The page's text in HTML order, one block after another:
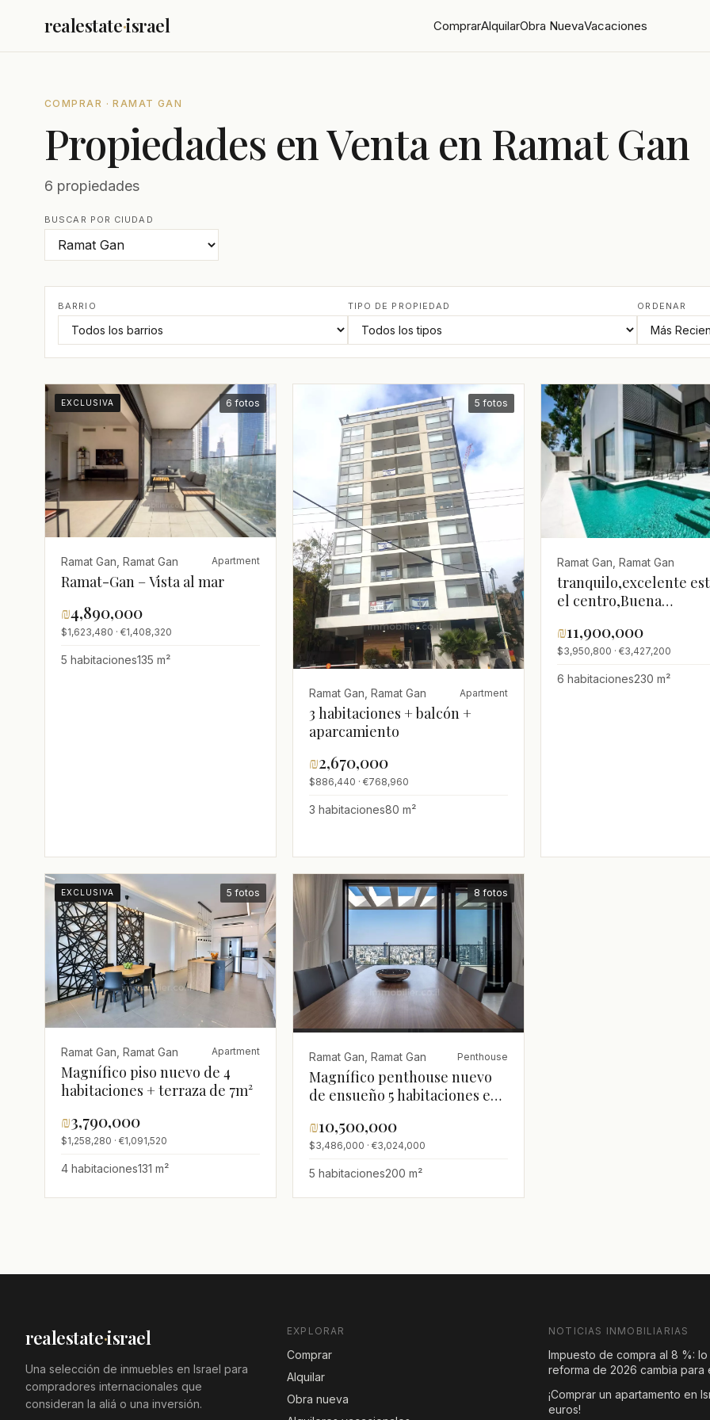
realestate·israel ComprarAlquilarObra NuevaVacaciones
COMPRAR · RAMAT GAN
Propiedades en Venta en Ramat Gan
6 propiedades
BUSCAR POR CIUDAD
BARRIO TIPO DE PROPIEDAD ORDENAR
EXCLUSIVA 6 fotos
Ramat Gan, Ramat Gan Apartment
Ramat-Gan – Vista al mar
₪4,890,000
$1,623,480 · €1,408,320
5 habitaciones135 m²
5 fotos
Ramat Gan, Ramat Gan Apartment
3 habitaciones + balcón +
aparcamiento
₪2,670,000
$886,440 · €768,960
3 habitaciones80 m²
Ramat Gan, Ramat Gan
tranquilo,excelente
el centro,Buena
amueblado,Jardín
grande,Techos
₪11,900,000
$3,950,800 · €3,427,200
6 habitaciones230 m²
EXCLUSIVA 5 fotos
Ramat Gan, Ramat Gan Apartment
Magnífico piso nuevo de 4
habitaciones + terraza de 7m²
₪3,790,000
$1,258,280 · €1,091,520
4 habitaciones131 m²
8 fotos
Ramat Gan, Ramat Gan Penthouse
Magnífico penthouse nuevo
de ensueño 5 habitaciones en
₪10,500,000
$3,486,000 · €3,024,000
5 habitaciones200 m²
realestate·israel
Una selección de inmuebles en Israel para
compradores internacionales que
consideran la aliá o una inversión.
EXPLORAR
Comprar
Alquilar
Obra nueva
NOTICIAS INMOBILIARIAS
Impuesto de compra al 8 %: lo
reforma de 2026 cambia para
¡Comprar un apartamento en
euros!